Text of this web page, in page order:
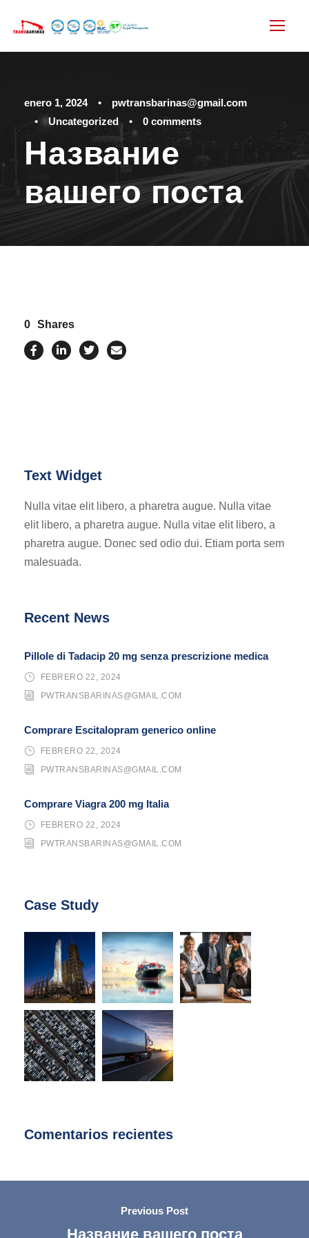
enero 1, 2024 •
pwtransbarinas@gmail.com
•
Uncategorized • 0 comments
Название
вашего поста
0 Shares
Text Widget
Nulla vitae elit libero, a pharetra augue. Nulla vitae
elit libero, a pharetra augue. Nulla vitae elit libero, a
pharetra augue. Donec sed odio dui. Etiam porta sem
malesuada.
Recent News
Pillole di Tadacip 20 mg senza prescrizione medica
FEBRERO 22, 2024
PWTRANSBARINAS@GMAIL.COM
Comprare Escitalopram generico online
FEBRERO 22, 2024
PWTRANSBARINAS@GMAIL.COM
Comprare Viagra 200 mg Italia
FEBRERO 22, 2024
PWTRANSBARINAS@GMAIL.COM
Case Study
Comentarios recientes
Previous Post
Название вашего поста